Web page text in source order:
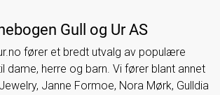
Gull og Ur AS
fører et bredt utvalg av populære
dame, herre og barn. Vi fører blant annet
Janne Formoe, Nora Mørk, Gulldia